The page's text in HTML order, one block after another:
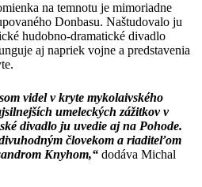
na temnotu je mimoriadne
Donbasu. Naštudovalo ju
hudobno-dramatické divadlo
aj napriek vojne a predstavenia
videl v kryte mykolaivského
umeleckých zážitkov v
divadlo ju uvedie aj na Pohode.
človekom a riaditeľom
Knyhom,“ dodáva Michal